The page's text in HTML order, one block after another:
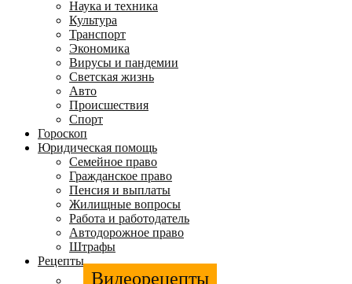
Наука и техника
Культура
Транспорт
Экономика
Вирусы и пандемии
Светская жизнь
Авто
Происшествия
Спорт
Гороскоп
Юридическая помощь
Семейное право
Гражданское право
Пенсия и выплаты
Жилищные вопросы
Работа и работодатель
Автодорожное право
Штрафы
Рецепты
Видеорецепты